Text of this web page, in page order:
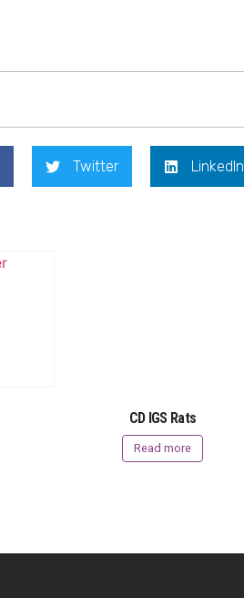
Twitter LinkedIn
CD IGS Rats
Read more